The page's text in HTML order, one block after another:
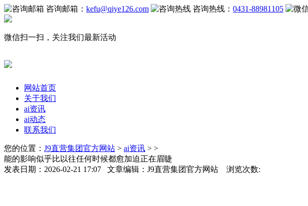
咨询邮箱： kefu@qiye126.com 咨询热线： 0431-88981105
微信扫一扫，关注我们最新活动
网站首页
关于我们
ai资讯
ai动态
联系我们
您的位置： J9直营集团官方网站 > ai资讯 > >
能的影响似乎比以往任何时候都愈加迫正在眉睫
发表日期：2026-02-21 17:07 文章编辑：J9直营集团官方网站 浏览次数: